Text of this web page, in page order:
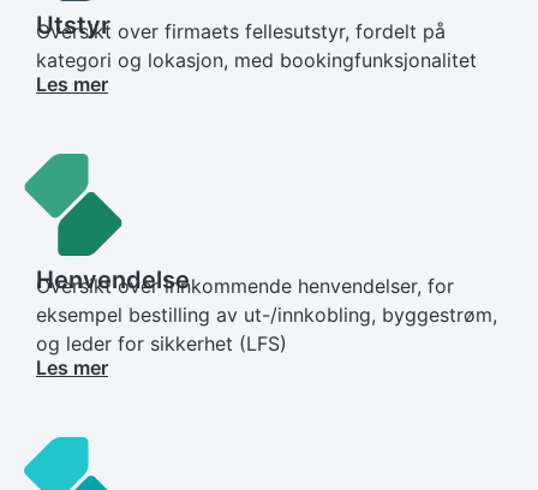
Utstyr
Oversikt over firmaets fellesutstyr, fordelt på
kategori og lokasjon, med bookingfunksjonalitet
Les mer
Henvendelse
Oversikt over innkommende henvendelser, for
eksempel bestilling av ut-/innkobling, byggestrøm,
og leder for sikkerhet (LFS)
Les mer